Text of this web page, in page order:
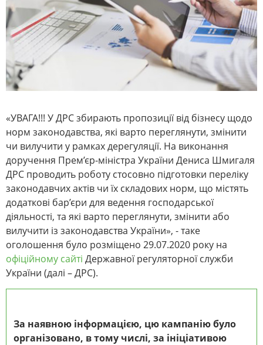
«УВАГА!!! У ДРС збирають пропозиції від бізнесу щодо
норм законодавства, які варто переглянути, змінити
чи вилучити у рамках дерегуляції. На виконання
доручення Прем’єр-міністра України Дениса Шмигаля
ДРС проводить роботу стосовно підготовки переліку
законодавчих актів чи їх складових норм, що містять
додаткові бар’єри для ведення господарської
діяльності, та які варто переглянути, змінити або
вилучити із законодавства України», - таке
оголошення було розміщено 29.07.2020 року на
офіційному сайті Державної регуляторної служби
України (далі – ДРС).
За наявною інформацією, цю кампанію було
організовано, в тому числі, за ініціативою